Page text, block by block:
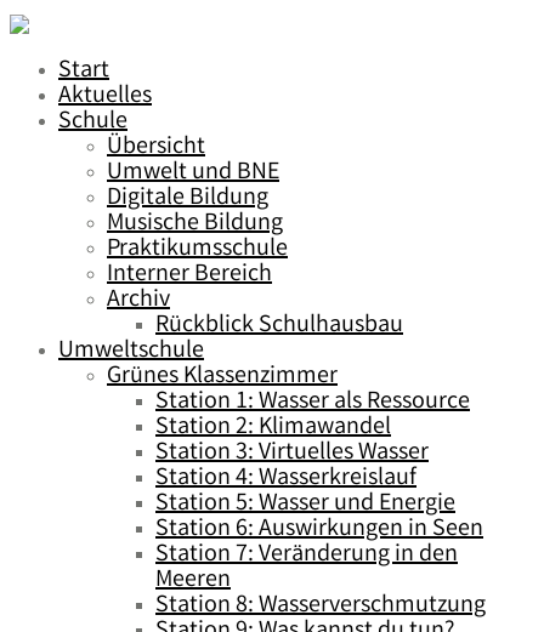
Start
Aktuelles
Schule
Übersicht
Umwelt und BNE
Digitale Bildung
Musische Bildung
Praktikumsschule
Interner Bereich
Archiv
Rückblick Schulhausbau
Umweltschule
Grünes Klassenzimmer
Station 1: Wasser als Ressource
Station 2: Klimawandel
Station 3: Virtuelles Wasser
Station 4: Wasserkreislauf
Station 5: Wasser und Energie
Station 6: Auswirkungen in Seen
Station 7: Veränderung in den
Meeren
Station 8: Wasserverschmutzung